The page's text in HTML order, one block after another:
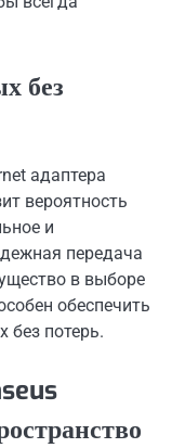
без
адаптера
вероятность
и
передача
в выборе
обеспечить
без потерь.